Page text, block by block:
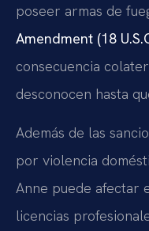
poseer armas de
Amendment (18
consecuencia
desconocen hasta
Además de las
por violencia
Anne puede afectar
licencias